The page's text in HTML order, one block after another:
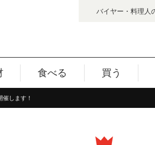
バイヤー・料理人
食べる 買う
します！